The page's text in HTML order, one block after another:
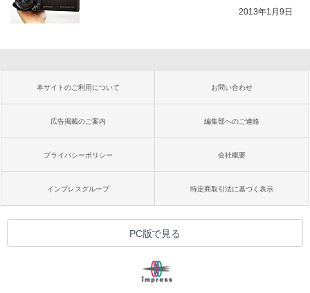
2013年1月9日
本サイトのご利用について お問い合わせ
広告掲載のご案内 編集部へのご連絡
プライバシーポリシー 会社概要
インプレスグループ 特定商取引法に基づく表示
PC版で見る